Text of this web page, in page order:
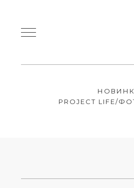
PROJECT LIFE/